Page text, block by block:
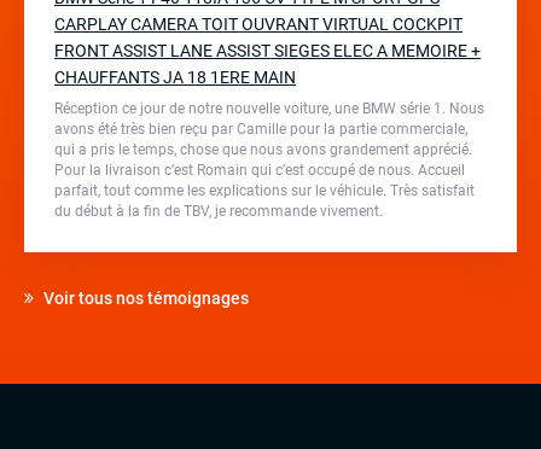
CARPLAY CAMERA TOIT OUVRANT VIRTUAL COCKPIT
FRONT ASSIST LANE ASSIST SIEGES ELEC A MEMOIRE +
CHAUFFANTS JA 18 1ERE MAIN
Réception ce jour de notre nouvelle voiture, une BMW série 1. Nous
avons été très bien reçu par Camille pour la partie commerciale,
qui a pris le temps, chose que nous avons grandement apprécié.
Pour la livraison c’est Romain qui c’est occupé de nous. Accueil
parfait, tout comme les explications sur le véhicule. Très satisfait
du début à la fin de TBV, je recommande vivement.
Voir tous nos témoignages